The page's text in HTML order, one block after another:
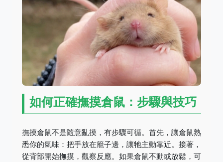
如何正確撫摸倉鼠：步驟與技巧
撫摸倉鼠不是隨意亂摸，有步驟可循。首先，讓倉鼠熟
悉你的氣味：把手放在籠子邊，讓牠主動靠近。接著，
從背部開始撫摸，觀察反應。如果倉鼠不動或放鬆，可